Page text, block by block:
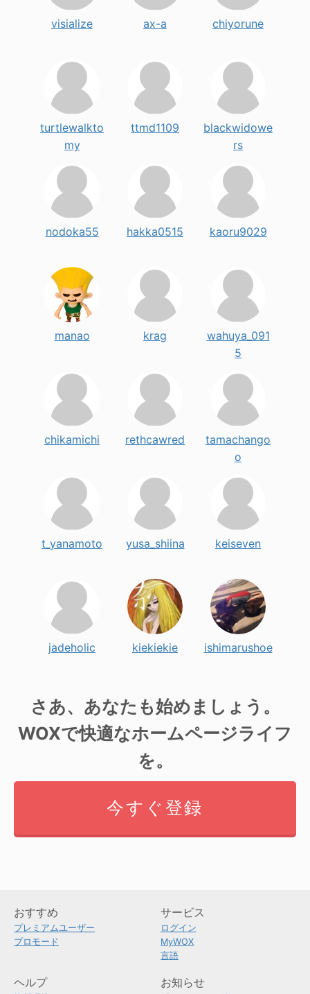
visialize ax-a chiyorune
turtlewalkto
my
ttmd1109
blackwidowe
rs
nodoka55 hakka0515 kaoru9029
manao krag
wahuya_091
5
chikamichi rethcawred
tamachango
o
t_yanamoto yusa_shiina keiseven
jadeholic kiekiekie ishimarushoe
さあ、あなたも始めましょう。
WOXで快適なホームページライフ
を。
今すぐ登録
おすすめ
プレミアムユーザー
プロモード
サービス
ログイン
MyWOX
言語
ヘルプ お知らせ